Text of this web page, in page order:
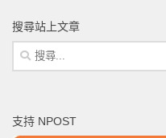
搜尋站上文章
搜
尋
字:
支持 NPOST